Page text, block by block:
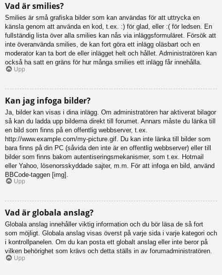
Vad är smilies?
Smilies är små grafiska bilder som kan användas för att uttrycka en
känsla genom att använda en kod, t.ex. :) för glad, eller :( för ledsen. En
fullständig lista över alla smilies kan nås via inläggsformuläret. Försök att
inte överanvända smilies, de kan fort göra ett inlägg oläsbart och en
moderator kan ta bort de eller inlägget helt och hållet. Administratören kan
också ha satt en gräns för hur många smilies ett inlägg får innehålla.
Upp
Kan jag infoga bilder?
Ja, bilder kan visas i dina inlägg. Om administratören har aktiverat bilagor
så kan du ladda upp bilderna direkt till forumet. Annars måste du länka till
en bild som finns på en offentlig webbserver, t.ex.
http://www.example.com/my-picture.gif. Du kan inte länka till bilder som
bara finns på din PC (såvida den inte är en offentlig webbserver) eller till
bilder som finns bakom autentiseringsmekanismer, som t.ex. Hotmail
eller Yahoo, lösenorsskyddade sajter, m.m. För att infoga en bild, använd
BBCode-taggen [img].
Upp
Vad är globala anslag?
Globala anslag innehåller viktig information och du bör läsa de så fort
som möjligt. Globala anslag visas överst på varje sida i varje kategori och
i kontrollpanelen. Om du kan posta ett globalt anslag eller inte beror på
vilken behörighet som krävs och detta ställs in av forumadministratören.
Upp